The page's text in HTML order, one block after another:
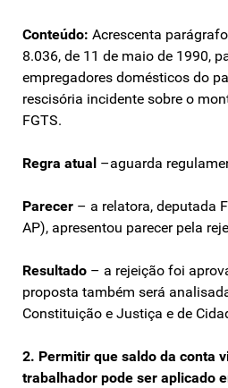
Conteúdo: Acrescenta
8.036, de 11 de maio de 1990,
empregadores domésticos do
rescisória incidente sobre o
FGTS.
Regra atual –aguarda
Parecer – a relatora, deputada
AP), apresentou parecer pela
Resultado – a rejeição foi
proposta também será
Constituição e Justiça e de
2. Permitir que saldo da conta
trabalhador pode ser aplicado